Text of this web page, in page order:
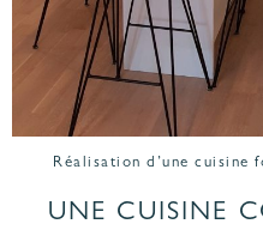
Réalisation d’une cuisine
UNE CUISINE